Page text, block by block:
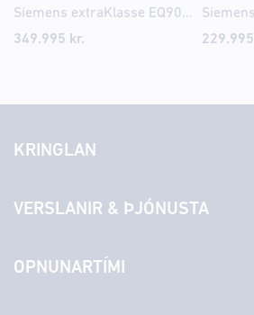
Siemens extraKlasse EQ900 iAroma Espresso kaffivél
349.995 kr.
229.995
KRINGLAN
Laus störf
Hafðu samband
VERSLANIR & ÞJÓNUSTA
Borgarbókasafn
OPNUNARTÍMI